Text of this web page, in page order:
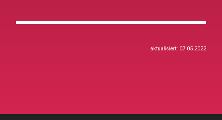
aktualisiert: 07.05.2022